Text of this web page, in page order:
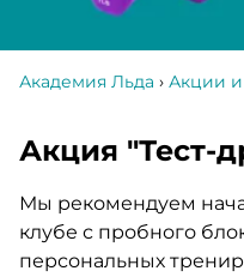
Академия Льда › Акции и
Акция "Тест-
Мы рекомендуем
клубе с пробного
персональных